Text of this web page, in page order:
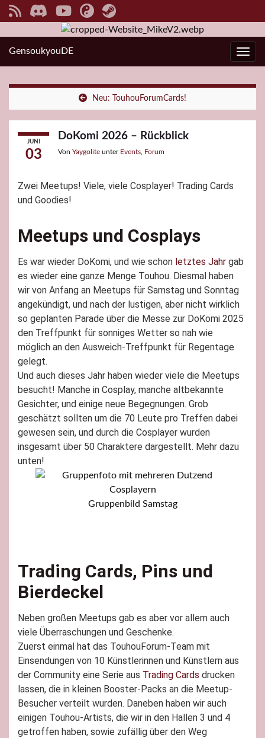
GensoukyouDE
Neu: TouhouForumCards!
JUNI
03
DoKomi 2026 – Rückblick
Von Yaygolite unter Events Forum
Zwei Meetups! Viele, viele Cosplayer! Trading Cards
und Goodies!
Meetups und Cosplays
Es war wieder DoKomi, und wie schon letztes Jahr gab
es wieder eine ganze Menge Touhou. Diesmal haben
wir von Anfang an Meetups für Samstag und Sonntag
angekündigt, und nach der lustigen, aber nicht wirklich
so geplanten Parade über die Messe zur DoKomi 2025
den Treffpunkt für sonniges Wetter so nah wie
möglich an den Ausweich-Treffpunkt für Regentage
gelegt.
Und auch dieses Jahr haben wieder viele die Meetups
besucht! Manche in Cosplay, manche altbekannte
Gesichter, und einige neue Begegnungen. Grob
geschätzt sollten um die 70 Leute pro Treffen dabei
gewesen sein, und durch die Cosplayer wurden
insgesamt über 50 Charaktere dargestellt. Mehr dazu
unten!
Gruppenbild Samstag
Trading Cards, Pins und
Bierdeckel
Neben großen Meetups gab es aber vor allem auch
viele Überraschungen und Geschenke.
Zuerst einmal hat das TouhouForum-Team mit
Einsendungen von 10 Künstlerinnen und Künstlern aus
der Community eine Serie aus Trading Cards drucken
lassen, die in kleinen Booster-Packs an die Meetup-
Besucher verteilt wurden. Daneben haben wir auch
einigen Touhou-Artists, die wir in den Hallen 3 und 4
getroffen haben, sowie zufällig über den Weg